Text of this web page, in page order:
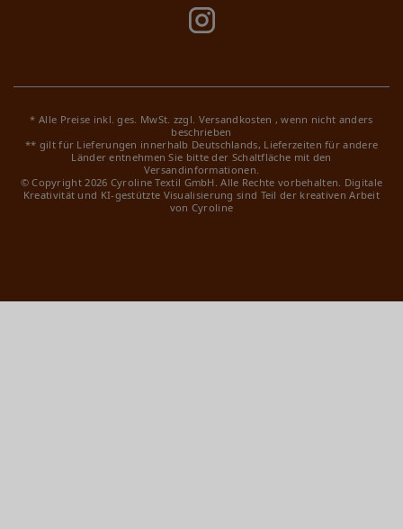
* Alle Preise inkl. ges. MwSt. zzgl. Versandkosten , wenn nicht anders
beschrieben
** gilt für Lieferungen innerhalb Deutschlands, Lieferzeiten für andere
Länder entnehmen Sie bitte der Schaltfläche mit den
Versandinformationen.
© Copyright 2026 Cyroline Textil GmbH. Alle Rechte vorbehalten. Digitale
Kreativität und KI-gestützte Visualisierung sind Teil der kreativen Arbeit
von Cyroline